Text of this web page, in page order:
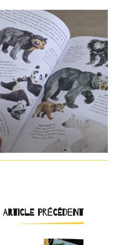
Navigation
d'article
ARTICLE PRÉCÉDENT